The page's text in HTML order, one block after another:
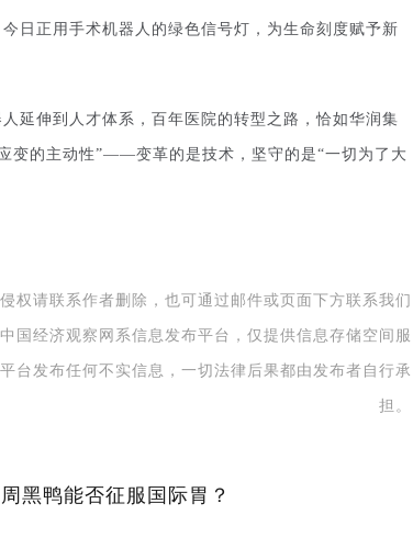
日正用手术机器人的绿色信号灯，为生命刻度赋予新
延伸到人才体系，百年医院的转型之路，恰如华润集
变的主动性”——变革的是技术，坚守的是“一切为了大
权请联系作者删除，也可通过邮件或页面下方联系我们
国经济观察网系信息发布平台，仅提供信息存储空间服
台发布任何不实信息，一切法律后果都由发布者自行承
担。
黑鸭能否征服国际胃？